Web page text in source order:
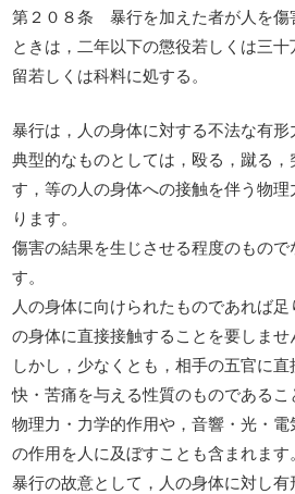
第２０８条 暴行を加えた者が人を傷
ときは，二年以下の懲役若しくは三
留若しくは科料に処する。
暴行は，人の身体に対する不法な有形
典型的なものとしては，殴る，蹴る
す，等の人の身体への接触を伴う物
ります。
傷害の結果を生じさせる程度のもので
す。
人の身体に向けられたものであれば
の身体に直接接触することを要しませ
しかし，少なくとも，相手の五官に
快・苦痛を与える性質のものであるこ
物理力・力学的作用や，音響・光・
の作用を人に及ぼすことも含まれます。
暴行の故意として，人の身体に対し